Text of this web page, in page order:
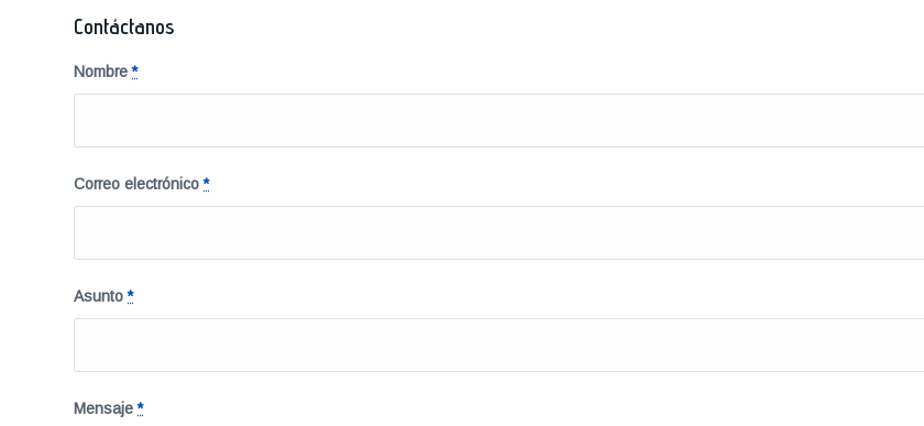
Contáctanos
Nombre*
Correo electrónico*
Asunto*
Mensaje*